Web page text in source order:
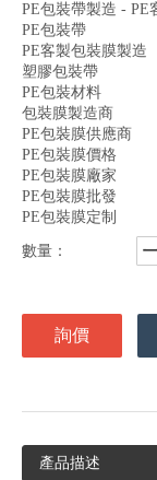
PE包裝帶製造 - PE
PE包裝帶
PE客製包裝膜製造
塑膠包裝帶
PE包裝材料
包裝膜製造商
PE包裝膜供應商
PE包裝膜價格
PE包裝膜廠家
PE包裝膜批發
PE包裝膜定制
數量：
詢價
產品描述